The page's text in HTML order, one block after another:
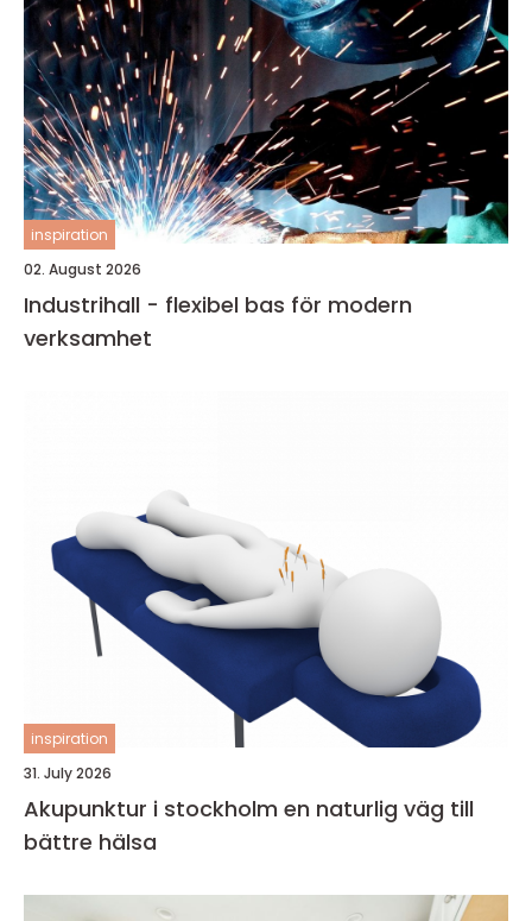
inspiration
02. August 2026
Industrihall - flexibel bas för modern
verksamhet
inspiration
31. July 2026
Akupunktur i stockholm en naturlig väg till
bättre hälsa